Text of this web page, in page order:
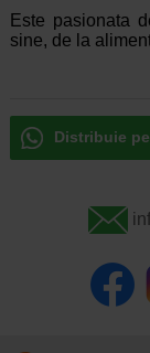
Este pasionata
sine, de la
Distribuie